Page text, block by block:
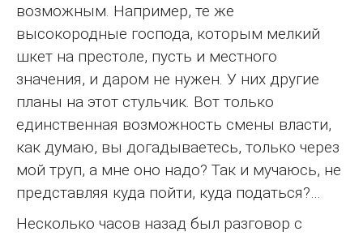
возможным. Например, те же
высокородные господа, которым мелкий
шкет на престоле, пусть и местного
значения, и даром не нужен. У них другие
планы на этот стульчик. Вот только
единственная возможность смены власти,
как думаю, вы догадываетесь, только через
мой труп, а мне оно надо? Так и мучаюсь, не
представляя куда пойти, куда податься?…
Несколько часов назад был разговор с